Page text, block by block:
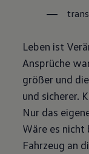
Leben ist
Ansprüche
größer und
und sicherer.
Nur das
Wäre es nicht
Fahrzeug an